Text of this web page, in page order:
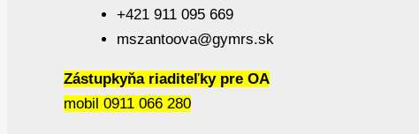
+421 911 095 669
mszantoova@gymrs.sk
Zástupkyňa riaditeľky pre OA
mobil 0911 066 280